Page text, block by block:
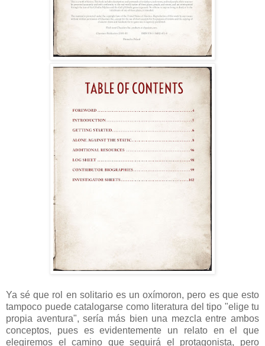
Ya sé que rol en solitario es un oxímoron, pero es que esto
tampoco puede catalogarse como literatura del tipo "elige tu
propia aventura", sería más bien una mezcla entre ambos
conceptos, pues es evidentemente un relato en el que
elegiremos el camino que seguirá el protagonista, pero